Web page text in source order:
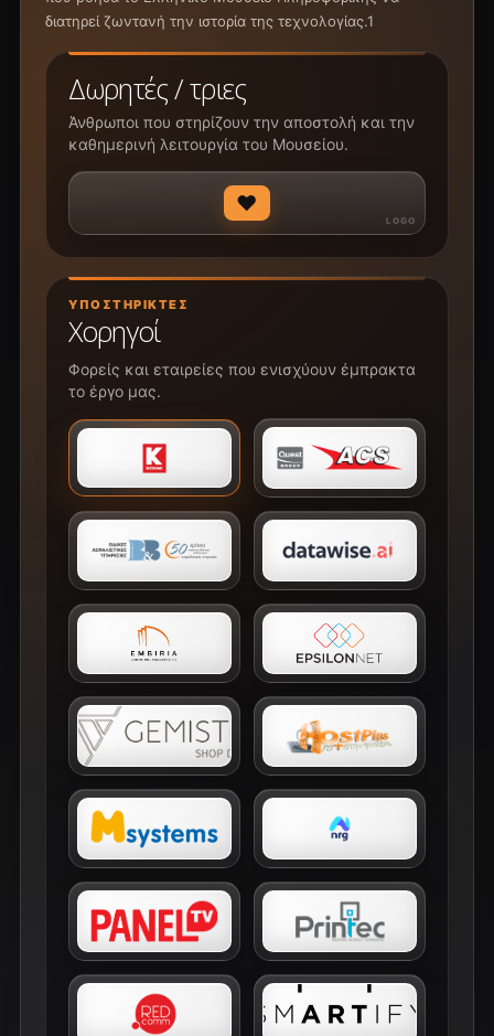
διατηρεί ζωντανή την ιστορία της τεχνολογίας.1
Δωρητές / τριες
Άνθρωποι που στηρίζουν την αποστολή και την
καθημερινή λειτουργία του Μουσείου.
♥
ΥΠΟΣΤΗΡΙΚΤΈΣ
Χορηγοί
Φορείς και εταιρείες που ενισχύουν έμπρακτα
το έργο μας.